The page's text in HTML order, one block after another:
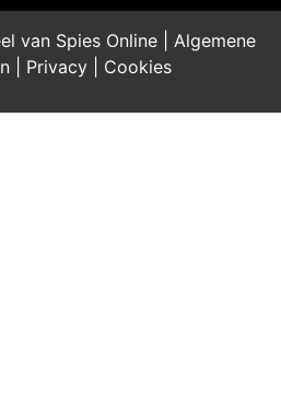
van Spies Online | Algemene
Privacy Cookies